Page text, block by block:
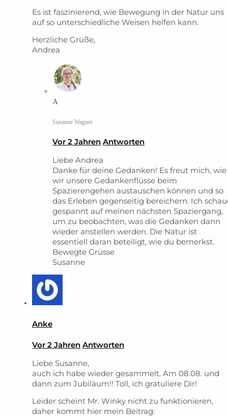
Es ist faszinierend, wie Bewegung in der Natur uns
auf so unterschiedliche Weisen helfen kann.
Herzliche Grüße,
Andrea
A
Susanne Wagner
Vor 2 Jahren Antworten
Liebe Andrea
Danke für deine Gedanken! Es freut mich, wie
wir unsere Gedankenflüsse beim
Spazierengehen austauschen können und so
das Erleben gegenseitig bereichern. Ich
gespannt auf meinen nächsten Spaziergang,
um zu beobachten, was die Gedanken dann
wieder anstellen werden. Die Natur ist
essentiell daran beteiligt, wie du bemerkst.
Bewegte Grüsse
Susanne
Anke
Vor 2 Jahren Antworten
Liebe Susanne,
auch ich habe wieder gesammelt. Am 08.08. und
dann zum Jubiläum!! Toll, ich gratuliere Dir!
Leider scheint Mr. Winky nicht zu funktionieren,
daher kommt hier mein Beitrag: